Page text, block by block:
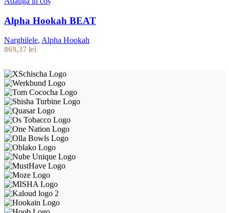
Alpha Hookah BEAT
Narghilele, Alpha Hookah
869,37 lei